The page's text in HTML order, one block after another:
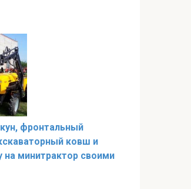
фронтальный
ковш и
на минитрактор своими